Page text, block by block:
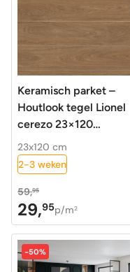
Keramisch parket –
Houtlook tegel Lionel
cerezo 23×120
gerectificeerd
23x120 cm
2-3 weken
59,95
Oorspronkelijke
prijs
was:
59,95.
29,95
Huidige
prijs
is:
29,95.
p/m2
-50%